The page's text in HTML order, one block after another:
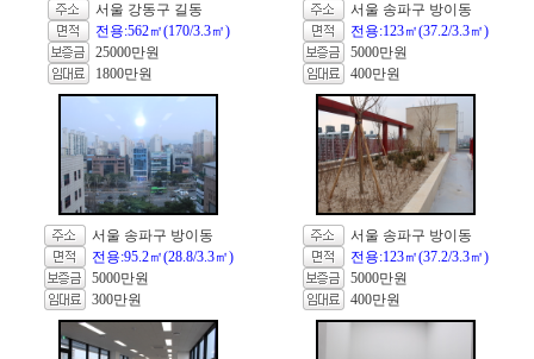
서울 강동구 길동
전용:562㎡(170/3.3㎡)
25000만원
1800만원
서울 송파구 방이동
전용:123㎡(37.2/3.3㎡)
5000만원
400만원
서울 송파구 방이동
전용:95.2㎡(28.8/3.3㎡)
5000만원
300만원
서울 송파구 방이동
전용:123㎡(37.2/3.3㎡)
5000만원
400만원